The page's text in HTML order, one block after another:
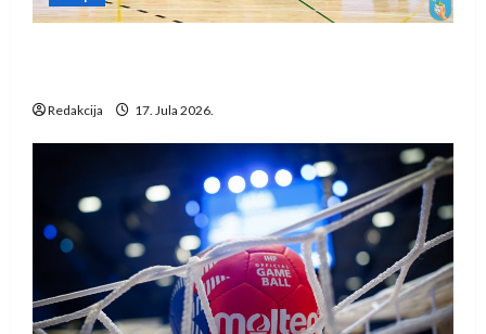
Redakcija 17. Jula 2026.